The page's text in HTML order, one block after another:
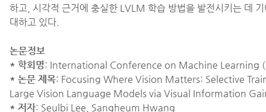
하고, 시각적 근거에 충실한 LVLM 학습 방법을 발전시키는 데
대하고 있다.
논문정보
* 학회명: International Conference on Machine Learning
* 논문 제목: Focusing Where Vision Matters: Selective
Large Vision Language Models via Visual Information
* 저자: Seulbi Lee, Sangheum Hwang